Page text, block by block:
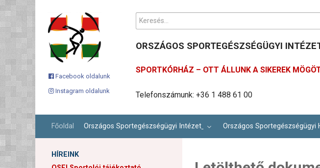
Facebook oldalunk
Instagram oldalunk
Keresés...
ORSZÁGOS SPORTEGÉSZSÉGÜGYI
SPORTKÓRHÁZ – OTT ÁLLUNK A SIKEREK
Telefonszámunk: +36 1 488 61 00
Cím: 1113 Budapest, Karolina út 27.
Főoldal Országos Sportegészségügyi Intézet Országos Sportegészségügyi
HÍREINK